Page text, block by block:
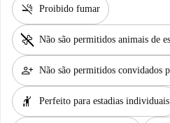
smoke_free Proibido fumar
pet_supplies Não são permitidos animais de
person_add Não são permitidos convidados
hail Perfeito para estadias individuais